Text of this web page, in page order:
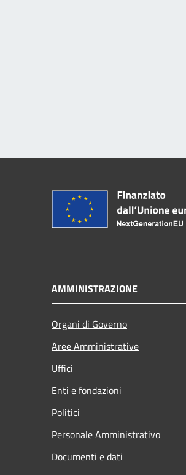
AMMINISTRAZIONE
Organi di Governo
Aree Amministrative
Uffici
Enti e fondazioni
Politici
Personale Amministrativo
Documenti e dati